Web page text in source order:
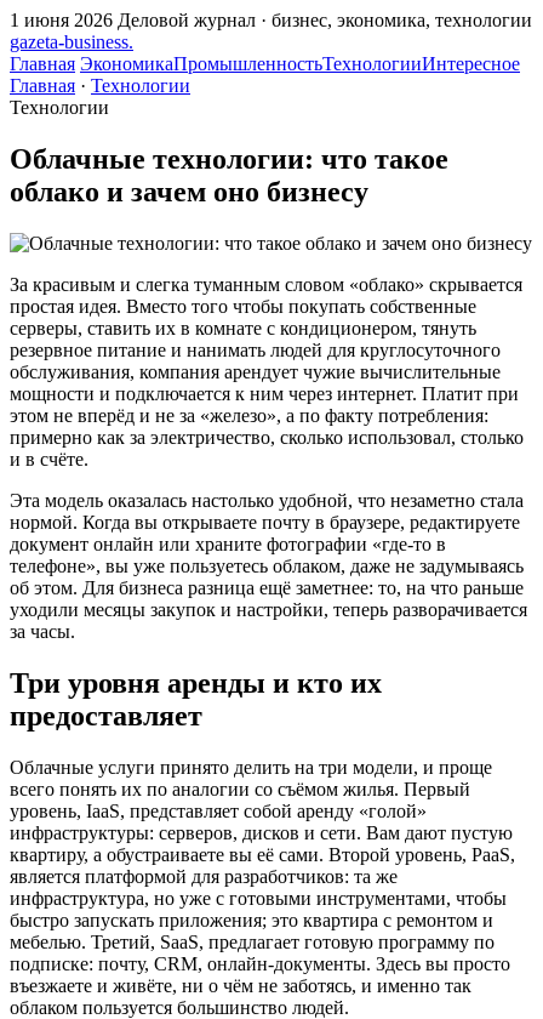
1 июня 2026 Деловой журнал · бизнес, экономика, технологии
gazeta-business.
Главная ЭкономикаПромышленностьТехнологииИнтересное
Главная · Технологии
Технологии
Облачные технологии: что такое
облако и зачем оно бизнесу
За красивым и слегка туманным словом «облако» скрывается
простая идея. Вместо того чтобы покупать собственные
серверы, ставить их в комнате с кондиционером, тянуть
резервное питание и нанимать людей для круглосуточного
обслуживания, компания арендует чужие вычислительные
мощности и подключается к ним через интернет. Платит при
этом не вперёд и не за «железо», а по факту потребления:
примерно как за электричество, сколько использовал, столько
и в счёте.
Эта модель оказалась настолько удобной, что незаметно стала
нормой. Когда вы открываете почту в браузере, редактируете
документ онлайн или храните фотографии «где-то в
телефоне», вы уже пользуетесь облаком, даже не задумываясь
об этом. Для бизнеса разница ещё заметнее: то, на что раньше
уходили месяцы закупок и настройки, теперь разворачивается
за часы.
Три уровня аренды и кто их
предоставляет
Облачные услуги принято делить на три модели, и проще
всего понять их по аналогии со съёмом жилья. Первый
уровень, IaaS, представляет собой аренду «голой»
инфраструктуры: серверов, дисков и сети. Вам дают пустую
квартиру, а обустраиваете вы её сами. Второй уровень, PaaS,
является платформой для разработчиков: та же
инфраструктура, но уже с готовыми инструментами, чтобы
быстро запускать приложения; это квартира с ремонтом и
мебелью. Третий, SaaS, предлагает готовую программу по
подписке: почту, CRM, онлайн-документы. Здесь вы просто
въезжаете и живёте, ни о чём не заботясь, и именно так
облаком пользуется большинство людей.